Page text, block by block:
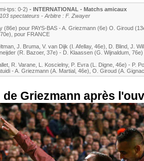
tps: 0-2) - INTERNATIONAL - Matchs amicaux
spectateurs - Arbitre : F. Zwayer
(86e) pour PAYS-BAS - A. Griezmann (6e) O. Giroud
, pour FRANCE
J. Bruma V. van Dijk (I. Afellay, 46e) D. Blind J.
(R. Bazoer, 37e) - D. Klaassen (G. Wijnaldum , 76e)
R. Varane L. Koscielny, P. Evra (L. Digne , 46e) - P.
- A. Griezmann (A. Martial , 46e) O. Giroud (A.
Griezmann après